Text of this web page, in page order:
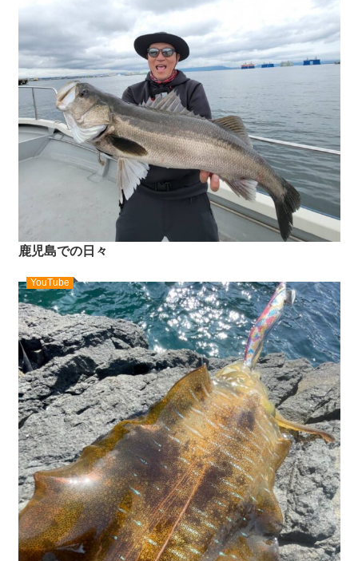
鹿児島での日々
YouTube